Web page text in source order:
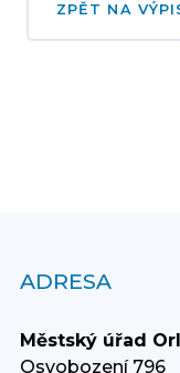
ZPĚT NA
ADRESA
Městský úřad
Osvobození 796